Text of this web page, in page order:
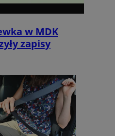
w MDK
zapisy